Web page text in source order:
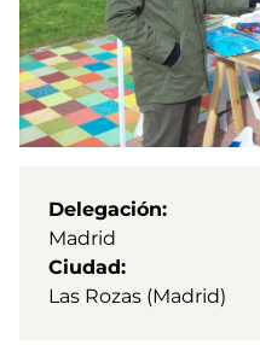
Delegación
Madrid
Ciudad
Las Rozas (Madrid)